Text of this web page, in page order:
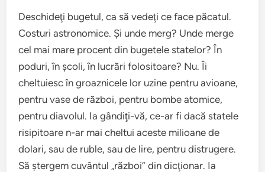
Deschideţi bugetul, ca să vedeţi ce face păcatul.
Costuri astronomice. Şi unde merg? Unde merge
cel mai mare procent din bugetele statelor? În
poduri, în şcoli, în lucrări folositoare? Nu. Îi
cheltuiesc în groaznicele lor uzine pentru avioane,
pentru vase de război, pentru bombe atomice,
pentru diavolul. Ia gândiţi-vă, ce-ar fi dacă statele
risipitoare n-ar mai cheltui aceste milioane de
dolari, sau de ruble, sau de lire, pentru distrugere.
Să ştergem cuvântul „război” din dicţionar. Ia